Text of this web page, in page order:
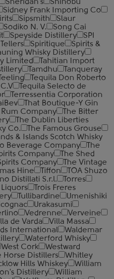
Sheridan's
Shinobu
Sidney Frank Importing Co
Sipsmith
Slaur
Sodiko N. V.
Song Cai
Speyside Distillery
SPI
Spiritique
Spirits &
Whisky Distillery
Limited
Tahitian Import
Tamdhu
Tanqueray
Teeling
Tequila Don Roberto
Tequila Selecto de
Terressentia Corporation
That Boutique-Y Gin
Rum Company
The Bitter
The Dublin Liberties
Co.
The Famous Grouse
& Islands Scotch Whisky
Beverage Company
The
Company
The Shed
Company
The Vintage
Hine Tiffon
TOA Shuzo
Distillati S.r.l.
Torres
Liquors
Trois Freres
Tullibardine
Umenishiki
Urakasumi
Vedrenne
Verveine
de Varda
Villa Massa
International
Waldemar
Waterford Whisky
West Cork
Westward
Horse Distillers
Whitley
Hills Whiskey
William
Distillery
William